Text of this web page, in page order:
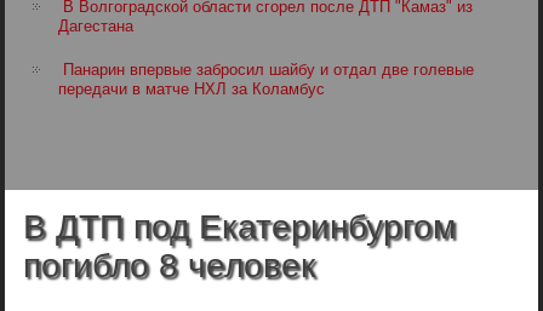
В Волгоградской области сгорел после ДТП "Камаз" из
Дагестана
Панарин впервые забросил шайбу и отдал две голевые
передачи в матче НХЛ за Коламбус
В ДТП под Екатеринбургом
погибло 8 человек